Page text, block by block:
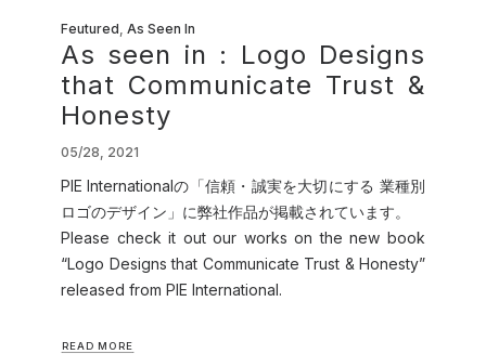
Feutured, As Seen In
As seen in : Logo Designs
that Communicate Trust &
Honesty
05/28, 2021
PIE Internationalの「信頼・誠実を大切にする 業種別
ロゴのデザイン」に弊社作品が掲載されています。
Please check it out our works on the new book
“Logo Designs that Communicate Trust & Honesty”
released from PIE International.
READ MORE